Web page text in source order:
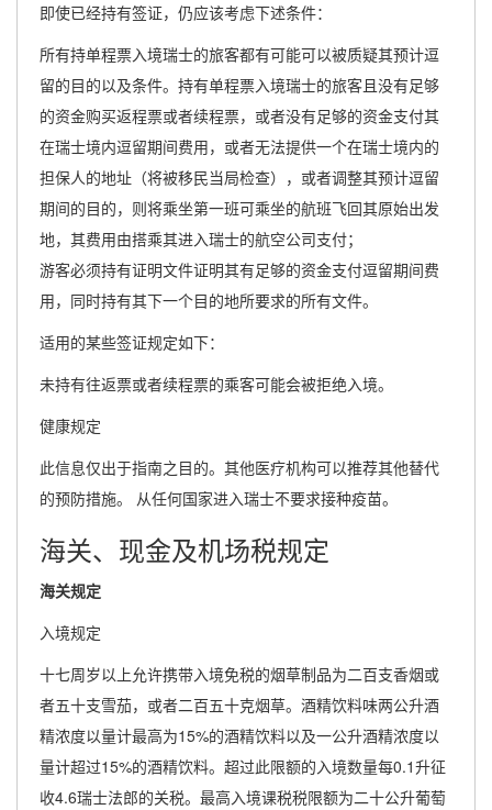
即使已经持有签证，仍应该考虑下述条件：
所有持单程票入境瑞士的旅客都有可能可以被质疑其预计逗
留的目的以及条件。持有单程票入境瑞士的旅客且没有足够
的资金购买返程票或者续程票，或者没有足够的资金支付其
在瑞士境内逗留期间费用，或者无法提供一个在瑞士境内的
担保人的地址（将被移民当局检查），或者调整其预计逗留
期间的目的，则将乘坐第一班可乘坐的航班飞回其原始出发
地，其费用由搭乘其进入瑞士的航空公司支付；
游客必须持有证明文件证明其有足够的资金支付逗留期间费
用，同时持有其下一个目的地所要求的所有文件。
适用的某些签证规定如下：
未持有往返票或者续程票的乘客可能会被拒绝入境。
健康规定
此信息仅出于指南之目的。其他医疗机构可以推荐其他替代
的预防措施。 从任何国家进入瑞士不要求接种疫苗。
海关、现金及机场税规定
海关规定
入境规定
十七周岁以上允许携带入境免税的烟草制品为二百支香烟或
者五十支雪茄，或者二百五十克烟草。酒精饮料味两公升酒
精浓度以量计最高为15%的酒精饮料以及一公升酒精浓度以
量计超过15%的酒精饮料。超过此限额的入境数量每0.1升征
收4.6瑞士法郎的关税。最高入境课税税限额为二十公升葡萄